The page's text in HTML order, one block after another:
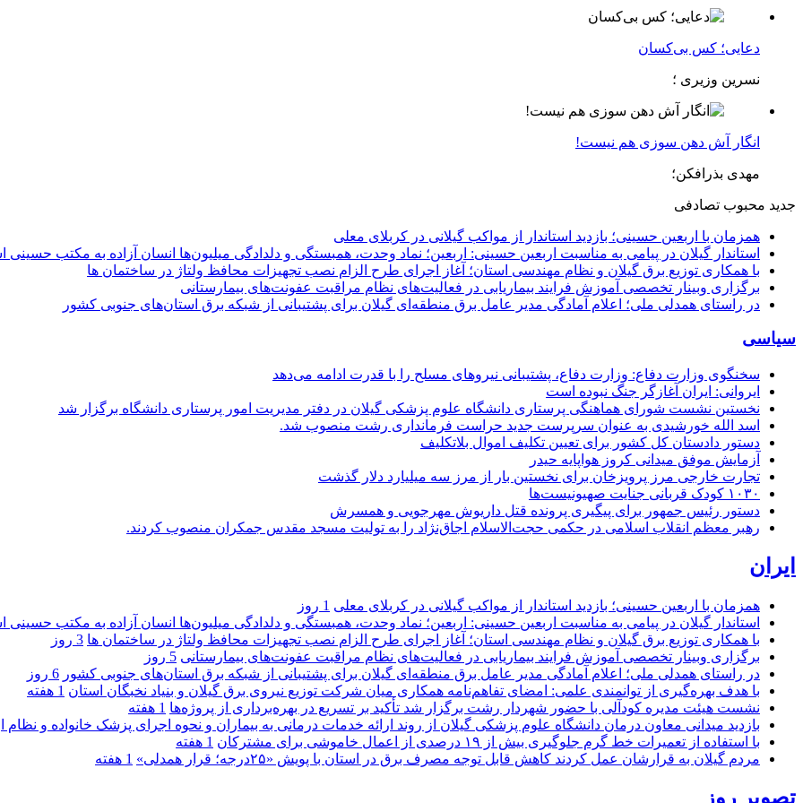
دعایی؛ کس بی‌کسان
نسرین وزیری ؛
انگار آش دهن سوزی هم نیست!
مهدی بذرافکن؛
جدید محبوب تصادفی
همزمان با اربعین حسینی؛ بازدید استاندار از مواکب گیلانی در کربلای معلی
استاندار گیلان در پیامی به مناسبت اربعین حسینی: اربعین؛ نماد وحدت، همبستگی و دلدادگی میلیون‌ها انسان آزاده به مکتب
با همکاری توزیع برق گیلان و نظام مهندسی استان؛ آغاز اجرای طرح الزام نصب تجهیزات محافظ ولتاژ در ساختمان ها
برگزاری وبینار تخصصی آموزش فرایند بیماریابی در فعالیت‌های نظام مراقبت عفونت‌های بیمارستانی
در راستای همدلی ملی؛ اعلام آمادگی مدیر عامل برق منطقه‌ای گیلان برای پشتیبانی از شبكه برق استان‌های جنوبی كشور
سیاسی
سخنگوی وزارت دفاع: وزارت دفاع، پشتیبانی نیرو‌های مسلح را با قدرت ادامه می‌دهد
ایروانی: ایران آغازگر جنگ نبوده است
نخستین نشست شورای هماهنگی پرستاری دانشگاه علوم پزشکی گیلان در دفتر مدیریت امور پرستاری دانشگاه برگزار شد
اسد الله خورشیدی به عنوان سرپرست جدید حراست فرمانداری رشت منصوب شد.
دستور دادستان کل کشور برای تعیین تکلیف اموال بلاتکلیف
آزمایش موفق میدانی کروز هواپایه حیدر
تجارت خارجی مرز پرویزخان برای نخستین بار از مرز سه میلیارد دلار گذشت
۱۰۳۰ کودک قربانی جنایت صهیونیست‌ها
دستور رئیس جمهور برای پیگیری پرونده قتل داریوش مهرجویی و همسرش
رهبر معظم انقلاب اسلامی در حکمی حجت‌الاسلام اجاق‌نژاد را به تولیت مسجد مقدس جمکران منصوب کردند.
ایران
همزمان با اربعین حسینی؛ بازدید استاندار از مواکب گیلانی در کربلای معلی 1 روز
استاندار گیلان در پیامی به مناسبت اربعین حسینی: اربعین؛ نماد وحدت، همبستگی و دلدادگی میلیون‌ها انسان آزاده به مکتب
با همکاری توزیع برق گیلان و نظام مهندسی استان؛ آغاز اجرای طرح الزام نصب تجهیزات محافظ ولتاژ در ساختمان ها 3 روز
برگزاری وبینار تخصصی آموزش فرایند بیماریابی در فعالیت‌های نظام مراقبت عفونت‌های بیمارستانی 5 روز
در راستای همدلی ملی؛ اعلام آمادگی مدیر عامل برق منطقه‌ای گیلان برای پشتیبانی از شبكه برق استان‌های جنوبی كشور 6 روز
با هدف بهره‌گیری از توانمندی علمی: امضای تفاهم‌نامه همكاری میان شركت توزیع نیروی برق گیلان و بنیاد نخبگان استان 1 هفته
نشست هیئت مدیره کودآلی با حضور شهردار رشت برگزار شد تأکید بر تسریع در بهره‌برداری از پروژه‌ها 1 هفته
بازدید میدانی معاون درمان دانشگاه علوم پزشکی گیلان از روند ارائه خدمات درمانی به بیماران و نحوه اجرای پزشک خانواده و
با استفاده از تعمیرات خط گرم جلوگیری بیش از ۱۹ درصدی از اعمال خاموشی برای مشتركان
1 هفته
مردم گیلان به قرارشان عمل کردند كاهش قابل توجه مصرف برق در استان با پویش «۲۵درجه؛ قرار همدلی»
1 هفته
تصویر روز